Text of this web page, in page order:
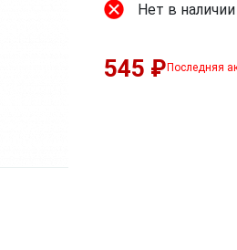
Нет в наличии
545 ₽ Последняя